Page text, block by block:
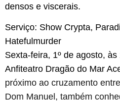
densos e viscerais.
Serviço: Show Crypta,
Hatefulmurder
Sexta-feira, 1º de agosto, às
Anfiteatro Dragão do Mar
próximo ao cruzamento
Dom Manuel, também